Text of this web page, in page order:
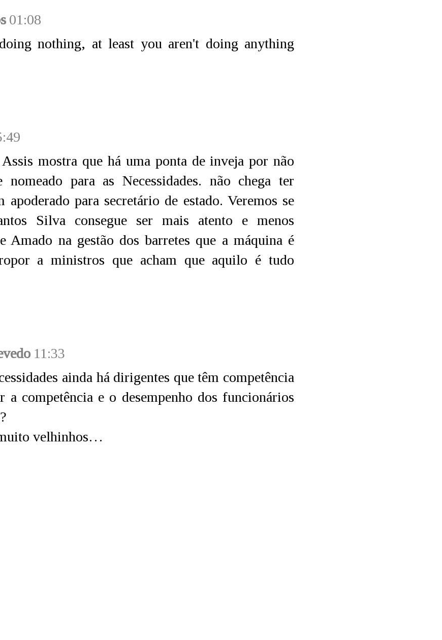
01:08
nothing, at least you aren't doing anything
mostra que há uma ponta de inveja por não
para as Necessidades. não chega ter
apoderado para secretário de estado. Veremos se
Silva consegue ser mais atento e menos
Amado na gestão dos barretes que a máquina é
a ministros que acham que aquilo é tudo
11:33
ainda há dirigentes que têm competência
a competência e o desempenho dos funcionários
velhinhos…